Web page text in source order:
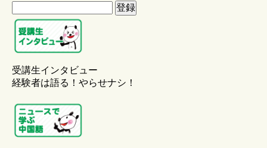
受講生インタビュー
経験者は語る！やらせナシ！